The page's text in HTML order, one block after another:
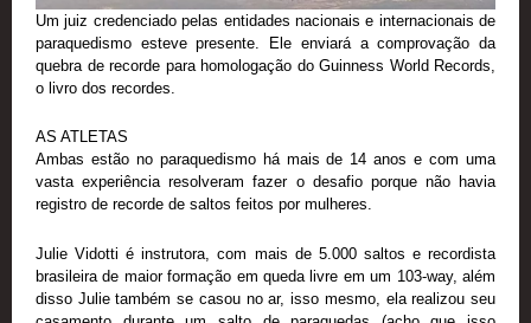
Um juiz credenciado pelas entidades nacionais e internacionais de
paraquedismo esteve presente. Ele enviará a comprovação da
quebra de recorde para homologação do Guinness World Records,
o livro dos recordes.
AS ATLETAS
Ambas estão no paraquedismo há mais de 14 anos e com uma
vasta experiência resolveram fazer o desafio porque não havia
registro de recorde de saltos feitos por mulheres.
Julie Vidotti é instrutora, com mais de 5.000 saltos e recordista
brasileira de maior formação em queda livre em um 103-way, além
disso Julie também se casou no ar, isso mesmo, ela realizou seu